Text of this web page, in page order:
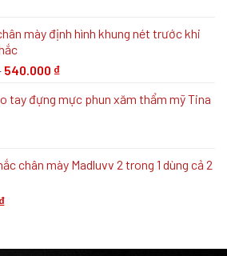
mày định hình khung nét trước khi
540.000 ₫
tay đựng mực phun xăm thẩm mỹ Tina
chân mày Madluvv 2 trong 1 dùng cả 2
₫